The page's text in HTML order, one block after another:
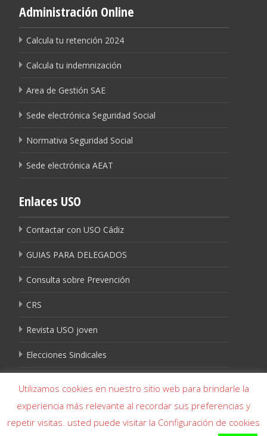
Administración Online
Calcula tu retención 2024
Calcula tu indemnización
Area de Gestión SAE
Sede electrónica Seguridad Social
Normativa Seguridad Social
Sede electrónica AEAT
Enlaces USO
Contactar con USO Cádiz
GUIAS PARA DELEGADOS
Consulta sobre Prevención
CRS
Revista USO joven
Elecciones Sindicales
Copyright © USO Cádiz- USO Cádiz 956 226 644 - USO Algeciras
Utilizamos cookies en nuestro sitio web para brindarle la
experiencia más relevante al recordar sus preferencias y
repetir visitas. usted puede visitar la Configuración de cookies